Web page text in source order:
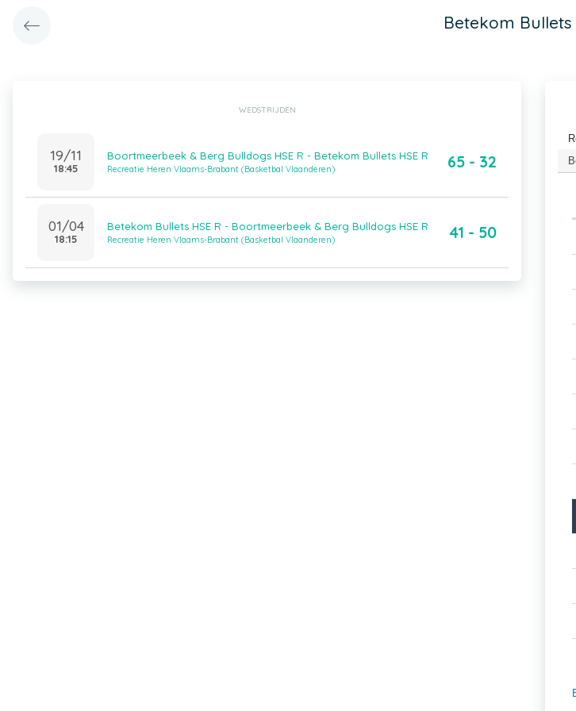
Betekom Bullets
WEDSTRIJDEN
19/11
18:45
Boortmeerbeek & Berg Bulldogs HSE R - Betekom Bullets HSE R
Recreatie Heren Vlaams-Brabant (Basketbal Vlaanderen) 65 - 32
01/04
18:15
Betekom Bullets HSE R - Boortmeerbeek & Berg Bulldogs HSE R
Recreatie Heren Vlaams-Brabant (Basketbal Vlaanderen) 41 - 50